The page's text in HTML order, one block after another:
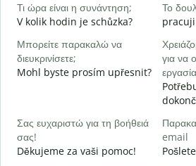
Τι ώρα είναι η συνάντηση;
V kolik hodin je schůzka?
Το
Μπορείτε παρακαλώ να
διευκρινίσετε;
Mohl byste prosím upřesnit?
για να
εργασία
Σας ευχαριστώ για τη βοήθειά
σας!
Děkujeme za vaši pomoc!
email